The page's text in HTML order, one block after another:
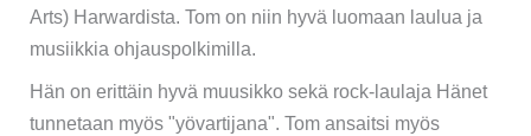
Arts) Harwardista. Tom on niin hyvä luomaan laulua ja
musiikkia ohjauspolkimilla.
Hän on erittäin hyvä muusikko sekä rock-laulaja Hänet
tunnetaan myös "yövartijana". Tom ansaitsi myös